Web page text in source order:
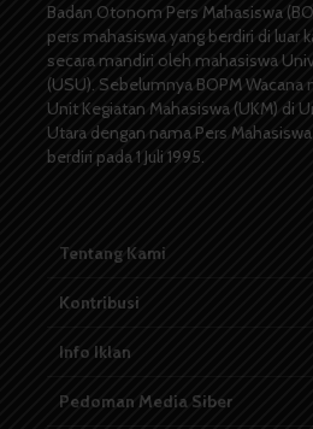
Badan Otonom Pers Mahasiswa
pers mahasiswa yang berdiri di luar
secara mandiri oleh mahasiswa
(USU). Sebelumnya BOPM Wacana
Unit Kegiatan Mahasiswa (UKM) di
Utara dengan nama Pers
berdiri pada 1 Juli 1995.
Tentang Kami
Kontribusi
Info Iklan
Pedoman Media Siber